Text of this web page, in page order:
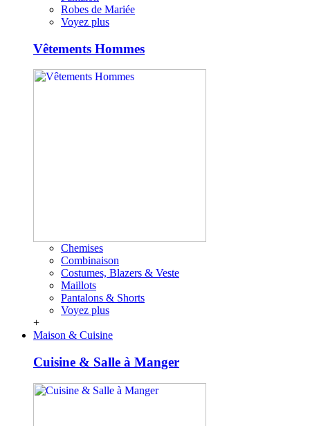
Robes de Mariée
Voyez plus
Vêtements Hommes
Chemises
Combinaison
Costumes, Blazers & Veste
Maillots
Pantalons & Shorts
Voyez plus
+
Maison & Cuisine
Cuisine & Salle à Manger